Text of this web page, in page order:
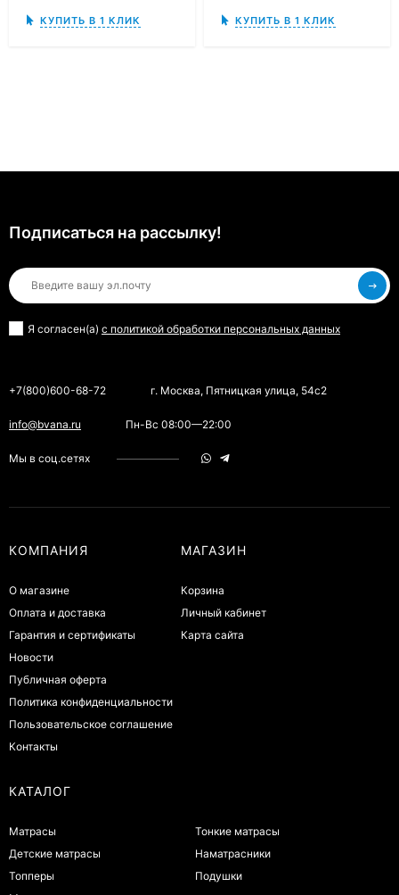
КУПИТЬ В 1 КЛИК КУПИТЬ В 1 КЛИК
Подписаться на рассылкy!
Я согласен(a) с политикой обработки персональных данных
+7(800)600-68-72 г. Москва, Пятницкая улица, 54с2
info@bvana.ru Пн-Вс 08:00—22:00
Мы в соц.сетях
КОМПАНИЯ
О магазине
Оплата и доставка
Гарантия и сертификаты
Новости
Публичная оферта
Политика конфиденциальности
Пользовательское соглашение
Контакты
МАГАЗИН
Корзина
Личный кабинет
Карта сайта
КАТАЛОГ
Матрасы
Детские матрасы
Топперы
Тонкие матрасы
Наматрасники
Подушки